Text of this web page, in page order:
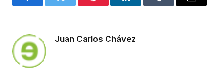
FacebookTwitter Pinterest LinkedInTumblr Email
Juan Carlos Chávez